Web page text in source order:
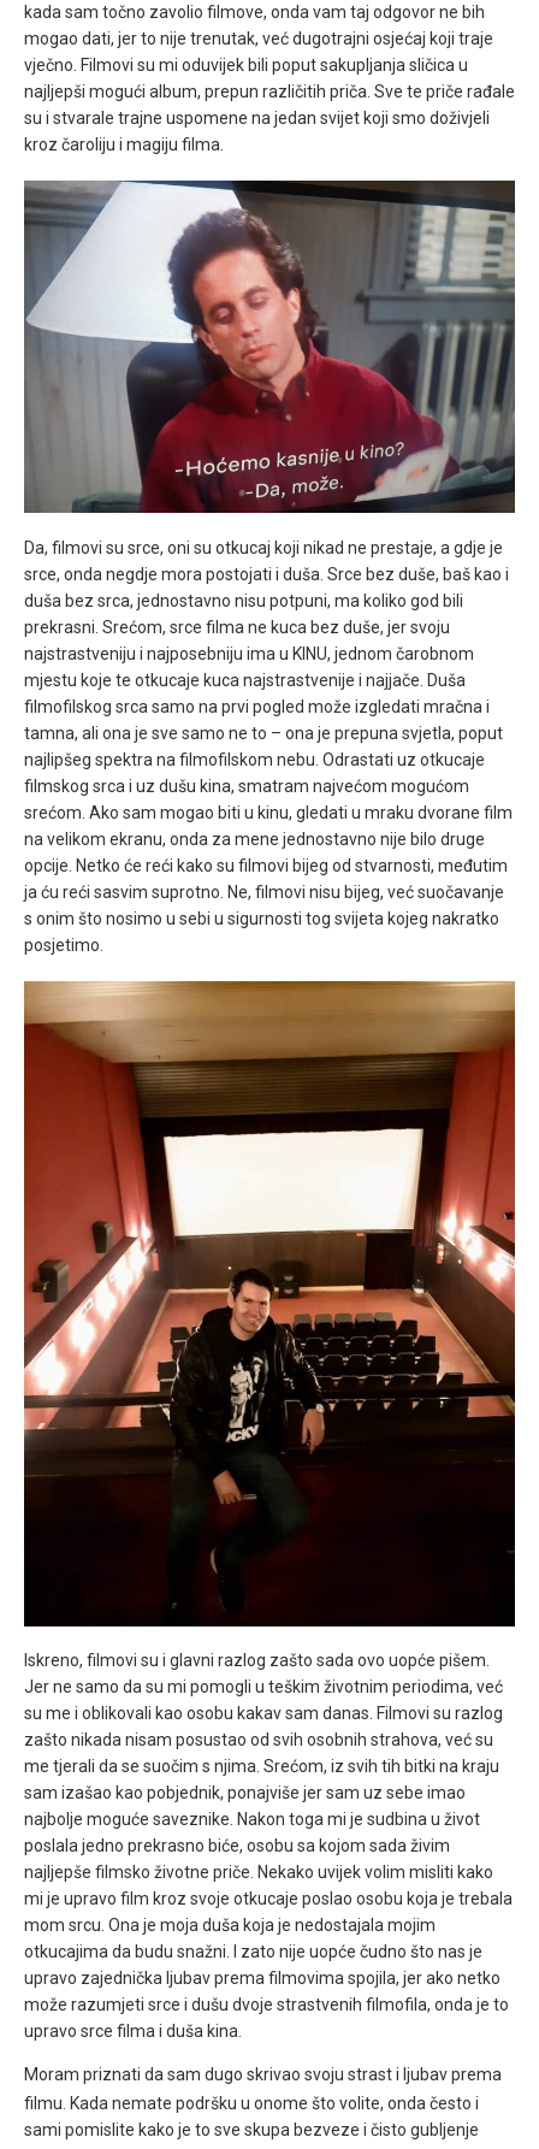
kada sam točno zavolio filmove, onda vam taj odgovor ne bih
mogao dati, jer to nije trenutak, već dugotrajni osjećaj koji traje
vječno. Filmovi su mi oduvijek bili poput sakupljanja sličica u
najljepši mogući album, prepun različitih priča. Sve te priče rađale
su i stvarale trajne uspomene na jedan svijet koji smo doživjeli
kroz čaroliju i magiju filma.
Da, filmovi su srce, oni su otkucaj koji nikad ne prestaje, a gdje je
srce, onda negdje mora postojati i duša. Srce bez duše, baš kao i
duša bez srca, jednostavno nisu potpuni, ma koliko god bili
prekrasni. Srećom, srce filma ne kuca bez duše, jer svoju
najstrastveniju i najposebniju ima u KINU, jednom čarobnom
mjestu koje te otkucaje kuca najstrastvenije i najjače. Duša
filmofilskog srca samo na prvi pogled može izgledati mračna i
tamna, ali ona je sve samo ne to – ona je prepuna svjetla, poput
najlipšeg spektra na filmofilskom nebu. Odrastati uz otkucaje
filmskog srca i uz dušu kina, smatram najvećom mogućom
srećom. Ako sam mogao biti u kinu, gledati u mraku dvorane film
na velikom ekranu, onda za mene jednostavno nije bilo druge
opcije. Netko će reći kako su filmovi bijeg od stvarnosti, međutim
ja ću reći sasvim suprotno. Ne, filmovi nisu bijeg, već suočavanje
s onim što nosimo u sebi u sigurnosti tog svijeta kojeg nakratko
posjetimo.
Iskreno, filmovi su i glavni razlog zašto sada ovo uopće pišem.
Jer ne samo da su mi pomogli u teškim životnim periodima, već
su me i oblikovali kao osobu kakav sam danas. Filmovi su razlog
zašto nikada nisam posustao od svih osobnih strahova, već su
me tjerali da se suočim s njima. Srećom, iz svih tih bitki na kraju
sam izašao kao pobjednik, ponajviše jer sam uz sebe imao
najbolje moguće saveznike. Nakon toga mi je sudbina u život
poslala jedno prekrasno biće, osobu sa kojom sada živim
najljepše filmsko životne priče. Nekako uvijek volim misliti kako
mi je upravo film kroz svoje otkucaje poslao osobu koja je trebala
mom srcu. Ona je moja duša koja je nedostajala mojim
otkucajima da budu snažni. I zato nije uopće čudno što nas je
upravo zajednička ljubav prema filmovima spojila, jer ako netko
može razumjeti srce i dušu dvoje strastvenih filmofila, onda je to
upravo srce filma i duša kina.
Moram priznati da sam dugo skrivao svoju strast i ljubav prema
filmu. Kada nemate podršku u onome što volite, onda često i
sami pomislite kako je to sve skupa bezveze i čisto gubljenje